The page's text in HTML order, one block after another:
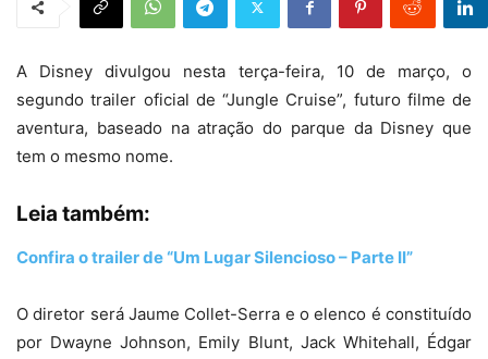
A Disney divulgou nesta terça-feira, 10 de março, o
segundo trailer oficial de “Jungle Cruise”, futuro filme de
aventura, baseado na atração do parque da Disney que
tem o mesmo nome.
Leia também:
Confira o trailer de “Um Lugar Silencioso – Parte II”
O diretor será Jaume Collet-Serra e o elenco é constituído
por Dwayne Johnson, Emily Blunt, Jack Whitehall, Édgar